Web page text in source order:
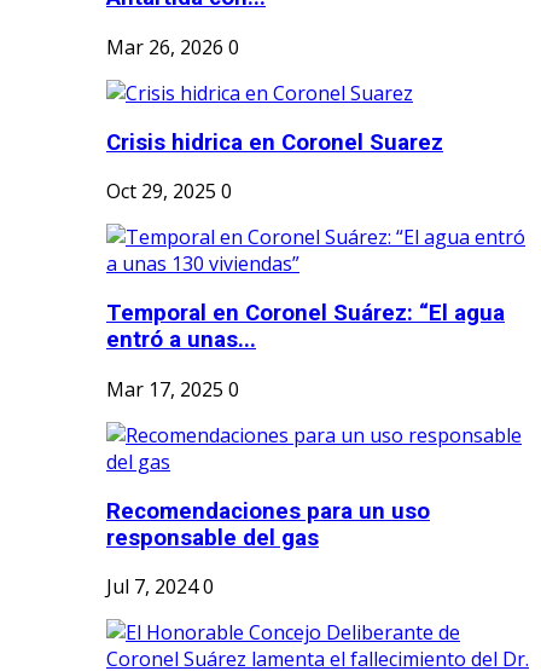
Mar 26, 2026 0
Crisis hidrica en Coronel Suarez
Oct 29, 2025 0
Temporal en Coronel Suárez: “El agua
entró a unas...
Mar 17, 2025 0
Recomendaciones para un uso
responsable del gas
Jul 7, 20240